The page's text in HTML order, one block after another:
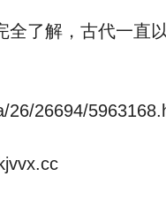
解，古代一直以
26694/